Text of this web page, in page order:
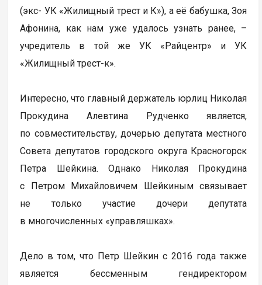
(экс- УК «Жилищный трест и К»), а её бабушка, Зоя
Афонина, как нам уже удалось узнать ранее, –
учредитель в той же УК «Райцентр» и УК
«Жилищный трест-к».
Интересно, что главный держатель юрлиц Николая
Прокудина Алевтина Рудченко является,
по совместительству, дочерью депутата местного
Совета депутатов городского округа Красногорск
Петра Шейкина. Однако Николая Прокудина
с Петром Михайловичем Шейкиным связывает
не только участие дочери депутата
в многочисленных «управляшках».
Дело в том, что Петр Шейкин с 2016 года также
является бессменным гендиректором